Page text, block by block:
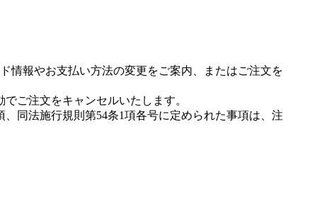
情報やお支払い方法の変更をご案内、またはご注文を
ご注文をキャンセルいたします。
同法施行規則第54条1項各号に定められた事項は、注